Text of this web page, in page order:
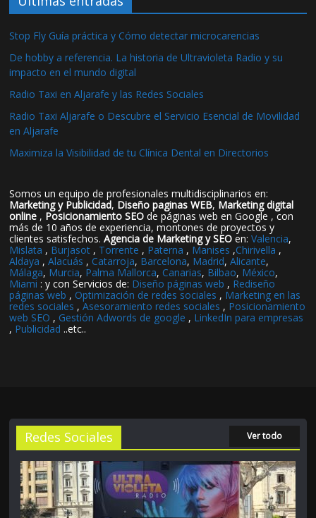
Stop Fly Guía práctica y Cómo detectar microcarencias
De hobby a referencia. La historia de Ultravioleta Radio y su
impacto en el mundo digital
Radio Taxi en Aljarafe y las Redes Sociales
Radio Taxi Aljarafe o Descubre el Servicio Esencial de Movilidad
en Aljarafe
Maximiza la Visibilidad de tu Clínica Dental en Directorios
Somos un equipo de profesionales multidisciplinarios en:
Marketing y Publicidad, Diseño paginas WEB, Marketing digital
online , Posicionamiento SEO de páginas web en Google , con
más de 10 años de experiencia, montones de proyectos y
clientes satisfechos.Agencia de Marketing y SEO en:Valencia,
Mislata , Burjasot , Torrente , Paterna , Manises ,Chirivella ,
Aldaya ,Alacuás , Catarroja, Barcelona, Madrid,Alicante,
Málaga, Murcia, Palma Mallorca, Canarias, Bilbao, México,
Miami : y con Servicios de: Diseño páginas web , Rediseño
páginas web , Optimización de redes sociales , Marketing en las
redes sociales ,Asesoramiento redes sociales , Posicionamiento
web SEO , Gestión Adwords de google , LinkedIn para empresas
, Publicidad ..etc..
Redes Sociales Ver todo